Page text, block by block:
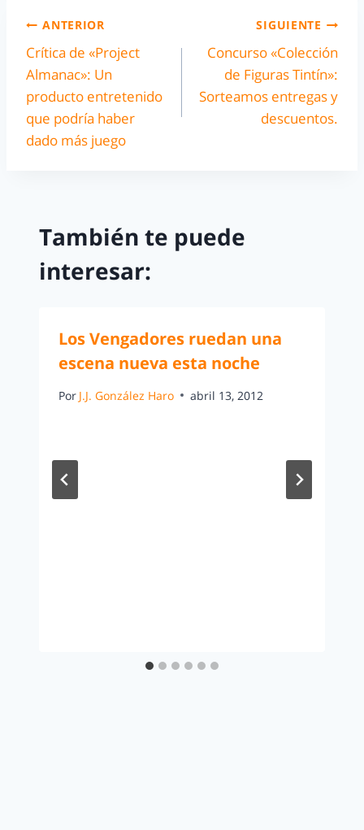
ANTERIOR
Crítica de «Project
Almanac»: Un
producto entretenido
que podría haber
dado más juego
SIGUIENTE
Concurso «Colección
de Figuras Tintín»:
Sorteamos entregas y
descuentos.
También te puede
interesar:
Los Vengadores ruedan una
escena nueva esta noche
Por J.J. González Haro abril 13, 2012